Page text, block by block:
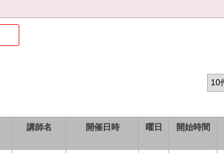
講師名 開催日時 曜日 開始時間